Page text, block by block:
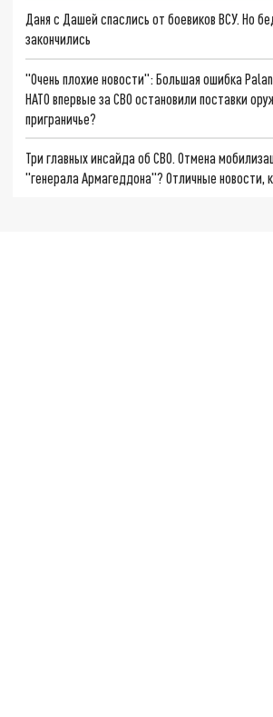
Даня с Дашей спаслись от боевиков ВСУ. Но
закончились
"Очень плохие новости": Большая ошибка
НАТО впервые за СВО остановили поставки
приграничье?
Три главных инсайда об СВО. Отмена
"генерала Армагеддона"? Отличные новости,